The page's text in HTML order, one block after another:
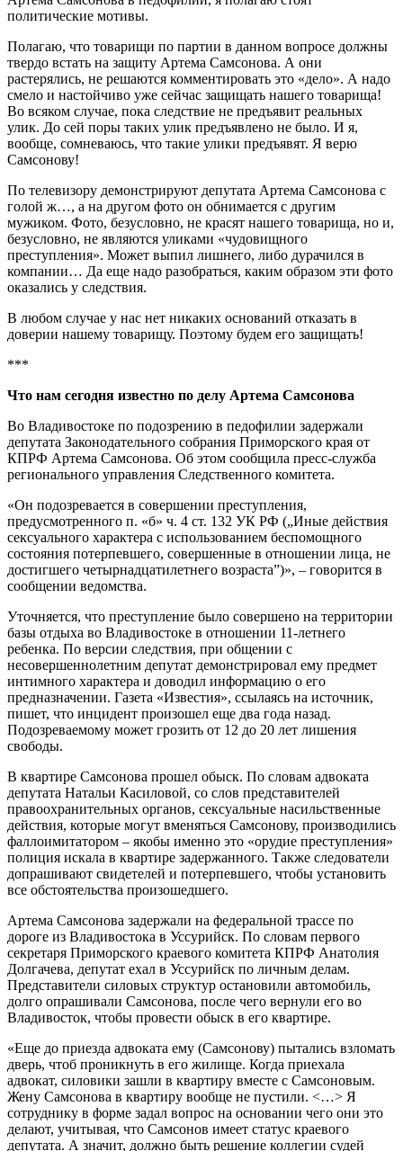
политические мотивы.
Полагаю, что товарищи по партии в данном вопросе должны
твердо встать на защиту Артема Самсонова. А они
растерялись, не решаются комментировать это «дело». А надо
смело и настойчиво уже сейчас защищать нашего товарища!
Во всяком случае, пока следствие не предъявит реальных
улик. До сей поры таких улик предъявлено не было. И я,
вообще, сомневаюсь, что такие улики предъявят. Я верю
Самсонову!
По телевизору демонстрируют депутата Артема Самсонова с
голой ж…, а на другом фото он обнимается с другим
мужиком. Фото, безусловно, не красят нашего товарища, но и,
безусловно, не являются уликами «чудовищного
преступления». Может выпил лишнего, либо дурачился в
компании… Да еще надо разобраться, каким образом эти фото
оказались у следствия.
В любом случае у нас нет никаких оснований отказать в
доверии нашему товарищу. Поэтому будем его защищать!
***
Что нам сегодня известно по делу Артема Самсонова
Во Владивостоке по подозрению в педофилии задержали
депутата Законодательного собрания Приморского края от
КПРФ Артема Самсонова. Об этом сообщила пресс-служба
регионального управления Следственного комитета.
«Он подозревается в совершении преступления,
предусмотренного п. «б» ч. 4 ст. 132 УК РФ („Иные действия
сексуального характера с использованием беспомощного
состояния потерпевшего, совершенные в отношении лица, не
достигшего четырнадцатилетнего возраста”)», – говорится в
сообщении ведомства.
Уточняется, что преступление было совершено на территории
базы отдыха во Владивостоке в отношении 11-летнего
ребенка. По версии следствия, при общении с
несовершеннолетним депутат демонстрировал ему предмет
интимного характера и доводил информацию о его
предназначении. Газета «Известия», ссылаясь на источник,
пишет, что инцидент произошел еще два года назад.
Подозреваемому может грозить от 12 до 20 лет лишения
свободы.
В квартире Самсонова прошел обыск. По словам адвоката
депутата Натальи Касиловой, со слов представителей
правоохранительных органов, сексуальные насильственные
действия, которые могут вменяться Самсонову, производились
фаллоимитатором – якобы именно это «орудие преступления»
полиция искала в квартире задержанного. Также следователи
допрашивают свидетелей и потерпевшего, чтобы установить
все обстоятельства произошедшего.
Артема Самсонова задержали на федеральной трассе по
дороге из Владивостока в Уссурийск. По словам первого
секретаря Приморского краевого комитета КПРФ Анатолия
Долгачева, депутат ехал в Уссурийск по личным делам.
Представители силовых структур остановили автомобиль,
долго опрашивали Самсонова, после чего вернули его во
Владивосток, чтобы провести обыск в его квартире.
«Еще до приезда адвоката ему (Самсонову) пытались взломать
дверь, чтоб проникнуть в его жилище. Когда приехала
адвокат, силовики зашли в квартиру вместе с Самсоновым.
Жену Самсонова в квартиру вообще не пустили. <…> Я
сотруднику в форме задал вопрос на основании чего они это
делают, учитывая, что Самсонов имеет статус краевого
депутата. А значит, должно быть решение коллегии судей